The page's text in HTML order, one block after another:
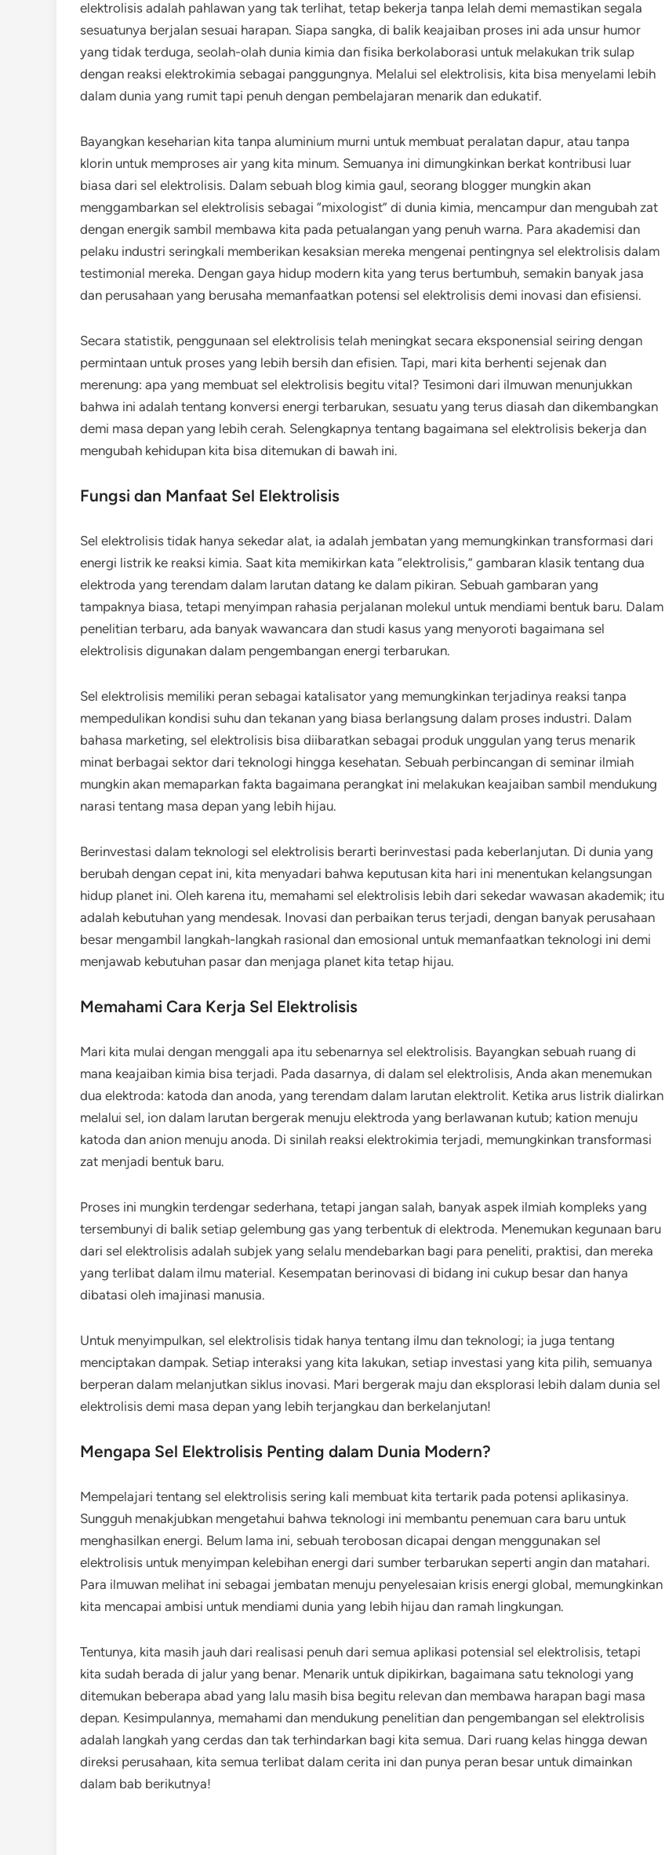
elektrolisis adalah pahlawan yang tak terlihat, tetap bekerja tanpa lelah demi memastikan segala
sesuatunya berjalan sesuai harapan. Siapa sangka, di balik keajaiban proses ini ada unsur humor
yang tidak terduga, seolah-olah dunia kimia dan fisika berkolaborasi untuk melakukan trik sulap
dengan reaksi elektrokimia sebagai panggungnya. Melalui sel elektrolisis, kita bisa menyelami lebih
dalam dunia yang rumit tapi penuh dengan pembelajaran menarik dan edukatif.
Bayangkan keseharian kita tanpa aluminium murni untuk membuat peralatan dapur, atau tanpa
klorin untuk memproses air yang kita minum. Semuanya ini dimungkinkan berkat kontribusi luar
biasa dari sel elektrolisis. Dalam sebuah blog kimia gaul, seorang blogger mungkin akan
menggambarkan sel elektrolisis sebagai “mixologist” di dunia kimia, mencampur dan mengubah zat
dengan energik sambil membawa kita pada petualangan yang penuh warna. Para akademisi dan
pelaku industri seringkali memberikan kesaksian mereka mengenai pentingnya sel elektrolisis dalam
testimonial mereka. Dengan gaya hidup modern kita yang terus bertumbuh, semakin banyak jasa
dan perusahaan yang berusaha memanfaatkan potensi sel elektrolisis demi inovasi dan efisiensi.
Secara statistik, penggunaan sel elektrolisis telah meningkat secara eksponensial seiring dengan
permintaan untuk proses yang lebih bersih dan efisien. Tapi, mari kita berhenti sejenak dan
merenung: apa yang membuat sel elektrolisis begitu vital? Tesimoni dari ilmuwan menunjukkan
bahwa ini adalah tentang konversi energi terbarukan, sesuatu yang terus diasah dan dikembangkan
demi masa depan yang lebih cerah. Selengkapnya tentang bagaimana sel elektrolisis bekerja dan
mengubah kehidupan kita bisa ditemukan di bawah ini.
Fungsi dan Manfaat Sel Elektrolisis
Sel elektrolisis tidak hanya sekedar alat, ia adalah jembatan yang memungkinkan transformasi dari
energi listrik ke reaksi kimia. Saat kita memikirkan kata “elektrolisis,” gambaran klasik tentang dua
elektroda yang terendam dalam larutan datang ke dalam pikiran. Sebuah gambaran yang
tampaknya biasa, tetapi menyimpan rahasia perjalanan molekul untuk mendiami bentuk baru. Dalam
penelitian terbaru, ada banyak wawancara dan studi kasus yang menyoroti bagaimana sel
elektrolisis digunakan dalam pengembangan energi terbarukan.
Sel elektrolisis memiliki peran sebagai katalisator yang memungkinkan terjadinya reaksi tanpa
mempedulikan kondisi suhu dan tekanan yang biasa berlangsung dalam proses industri. Dalam
bahasa marketing, sel elektrolisis bisa diibaratkan sebagai produk unggulan yang terus menarik
minat berbagai sektor dari teknologi hingga kesehatan. Sebuah perbincangan di seminar ilmiah
mungkin akan memaparkan fakta bagaimana perangkat ini melakukan keajaiban sambil mendukung
narasi tentang masa depan yang lebih hijau.
Berinvestasi dalam teknologi sel elektrolisis berarti berinvestasi pada keberlanjutan. Di dunia yang
berubah dengan cepat ini, kita menyadari bahwa keputusan kita hari ini menentukan kelangsungan
hidup planet ini. Oleh karena itu, memahami sel elektrolisis lebih dari sekedar wawasan akademik; itu
adalah kebutuhan yang mendesak. Inovasi dan perbaikan terus terjadi, dengan banyak perusahaan
besar mengambil langkah-langkah rasional dan emosional untuk memanfaatkan teknologi ini demi
menjawab kebutuhan pasar dan menjaga planet kita tetap hijau.
Memahami Cara Kerja Sel Elektrolisis
Mari kita mulai dengan menggali apa itu sebenarnya sel elektrolisis. Bayangkan sebuah ruang di
mana keajaiban kimia bisa terjadi. Pada dasarnya, di dalam sel elektrolisis, Anda akan menemukan
dua elektroda: katoda dan anoda, yang terendam dalam larutan elektrolit. Ketika arus listrik dialirkan
melalui sel, ion dalam larutan bergerak menuju elektroda yang berlawanan kutub; kation menuju
katoda dan anion menuju anoda. Di sinilah reaksi elektrokimia terjadi, memungkinkan transformasi
zat menjadi bentuk baru.
Proses ini mungkin terdengar sederhana, tetapi jangan salah, banyak aspek ilmiah kompleks yang
tersembunyi di balik setiap gelembung gas yang terbentuk di elektroda. Menemukan kegunaan baru
dari sel elektrolisis adalah subjek yang selalu mendebarkan bagi para peneliti, praktisi, dan mereka
yang terlibat dalam ilmu material. Kesempatan berinovasi di bidang ini cukup besar dan hanya
dibatasi oleh imajinasi manusia.
Untuk menyimpulkan, sel elektrolisis tidak hanya tentang ilmu dan teknologi; ia juga tentang
menciptakan dampak. Setiap interaksi yang kita lakukan, setiap investasi yang kita pilih, semuanya
berperan dalam melanjutkan siklus inovasi. Mari bergerak maju dan eksplorasi lebih dalam dunia sel
elektrolisis demi masa depan yang lebih terjangkau dan berkelanjutan!
Mengapa Sel Elektrolisis Penting dalam Dunia Modern?
Mempelajari tentang sel elektrolisis sering kali membuat kita tertarik pada potensi aplikasinya.
Sungguh menakjubkan mengetahui bahwa teknologi ini membantu penemuan cara baru untuk
menghasilkan energi. Belum lama ini, sebuah terobosan dicapai dengan menggunakan sel
elektrolisis untuk menyimpan kelebihan energi dari sumber terbarukan seperti angin dan matahari.
Para ilmuwan melihat ini sebagai jembatan menuju penyelesaian krisis energi global, memungkinkan
kita mencapai ambisi untuk mendiami dunia yang lebih hijau dan ramah lingkungan.
Tentunya, kita masih jauh dari realisasi penuh dari semua aplikasi potensial sel elektrolisis, tetapi
kita sudah berada di jalur yang benar. Menarik untuk dipikirkan, bagaimana satu teknologi yang
ditemukan beberapa abad yang lalu masih bisa begitu relevan dan membawa harapan bagi masa
depan. Kesimpulannya, memahami dan mendukung penelitian dan pengembangan sel elektrolisis
adalah langkah yang cerdas dan tak terhindarkan bagi kita semua. Dari ruang kelas hingga dewan
direksi perusahaan, kita semua terlibat dalam cerita ini dan punya peran besar untuk dimainkan
dalam bab berikutnya!